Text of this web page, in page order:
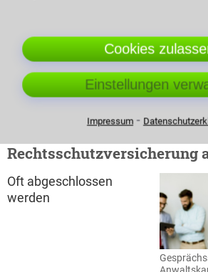
rechtsschutzwürdige Interesse
Rechtsschutz zu erhalten. Ist
einfacher oder schneller zu
Unterstützung, so kann eine Klage
Rechtsschutzversicherung
Oft abgeschlossen
werden
Cookies
Einstellungen
Impressum⁃